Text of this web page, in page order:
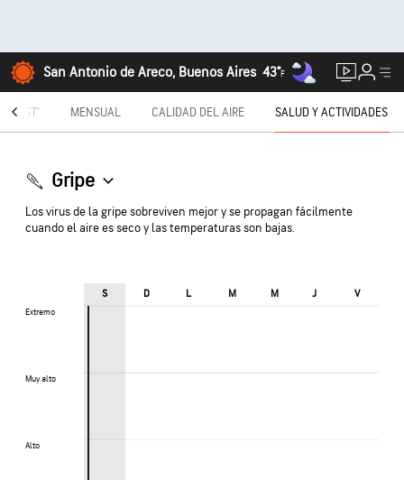
San Antonio de Areco, Buenos Aires 43°F
MENSUAL CALIDAD DEL AIRE SALUD Y ACTIVIDADES
Gripe
Los virus de la gripe sobreviven mejor y se propagan fácilmente
cuando el aire es seco y las temperaturas son bajas.
Extremo
Muy alto
Alto
S D L M M J V
Extremo
Muy alto
Alto